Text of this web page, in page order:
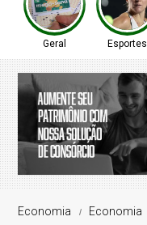
Geral Esportes
Economia Economia